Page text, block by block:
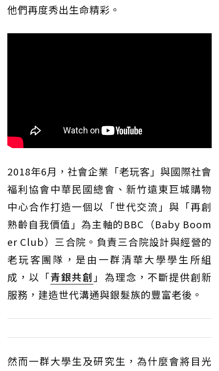
他們再度秀出生命精彩。
2018年6月，社會企業「老玩客」與國際社會
福利協會中華民國總會、新竹遠東巨城購物
中心合作打造一個以「世代交流」與「再創
熟齡自我價值」為主軸的BBC（Baby Boom
er Club）三合院。負責三合院設計與經營的
老玩客團隊，是由一群清華大學學生所組
成，以「青銀共創 」為理念，不斷提供創新
服務，建造世代溝通與銀髮族的豐富老後。
然而一群大學生及研究生，為什麼會將目光